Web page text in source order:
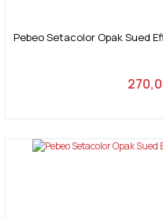
Pebeo Setacolor Opak Sued